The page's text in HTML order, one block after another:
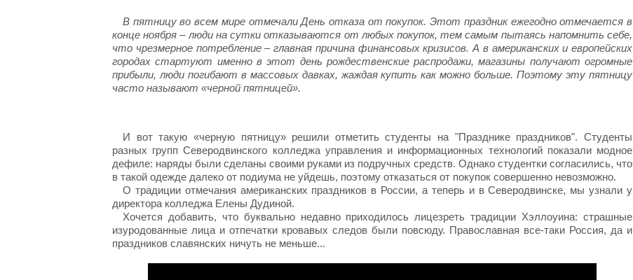
В пятницу во всем мире отмечали День отказа от покупок. Этот праздник ежегодно отмечается в
конце ноября – люди на сутки отказываются от любых покупок, тем самым пытаясь напомнить себе,
что чрезмерное потребление – главная причина финансовых кризисов. А в американских и европейских
городах стартуют именно в этот день рождественские распродажи, магазины получают огромные
прибыли, люди погибают в массовых давках, жаждая купить как можно больше. Поэтому эту пятницу
часто называют «черной пятницей».
И вот такую «черную пятницу» решили отметить студенты на "Празднике праздников". Студенты
разных групп Северодвинского колледжа управления и информационных технологий показали модное
дефиле: наряды были сделаны своими руками из подручных средств. Однако студентки согласились, что
в такой одежде далеко от подиума не уйдешь, поэтому отказаться от покупок совершенно невозможно.
О традиции отмечания американских праздников в России, а теперь и в Северодвинске, мы узнали у
директора колледжа Елены Дудиной.
Хочется добавить, что буквально недавно приходилось лицезреть традиции Хэллоуина: страшные
изуродованные лица и отпечатки кровавых следов были повсюду. Православная все-таки Россия, да и
праздников славянских ничуть не меньше...